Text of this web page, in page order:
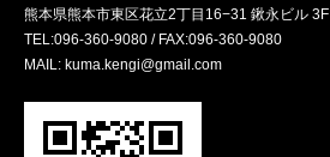
熊本県熊本市東区花立2丁目16−31 鍬永ビル 3F
TEL:096-360-9080 / FAX:096-360-9080
MAIL: kuma.kengi@gmail.com